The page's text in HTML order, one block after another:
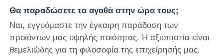
Θα παραδώσετε τα αγαθά στην ώρα τους;
Ναι, εγγυόμαστε την έγκαιρη παράδοση των
προϊόντων μας υψηλής ποιότητας. Η αξιοπιστία είναι
θεμελιώδης για τη φιλοσοφία της επιχείρησής μας.